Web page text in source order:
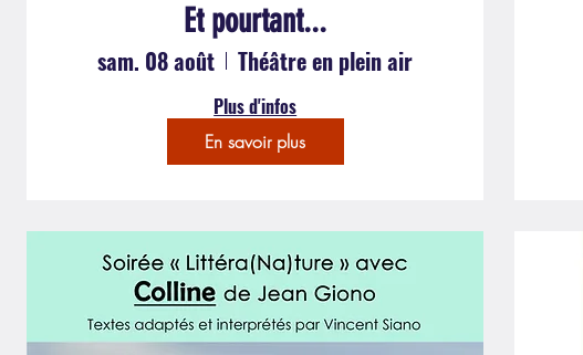
Et pourtant...
sam. 08 août Théâtre en plein air
Plus d'infos
En savoir plus